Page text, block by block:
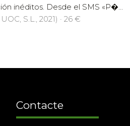
inéditos. Desde el SMS «P�...
S.L., 2021) · 26 €
Contacte